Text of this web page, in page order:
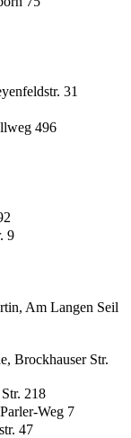
31
496
9
Am Langen Seil
Brockhauser Str.
218
Weg 7
47